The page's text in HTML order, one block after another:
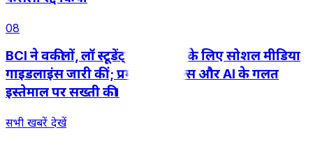
08
BCI ने वकीलों, लॉ स्टूडेंट्स और इंटर्न के लिए सोशल मीडिया
गाइडलाइंस जारी कीं; प्रमोशनल रील्स और AI के गलत
इस्तेमाल पर सख्ती की।
सभी खबरें देखें